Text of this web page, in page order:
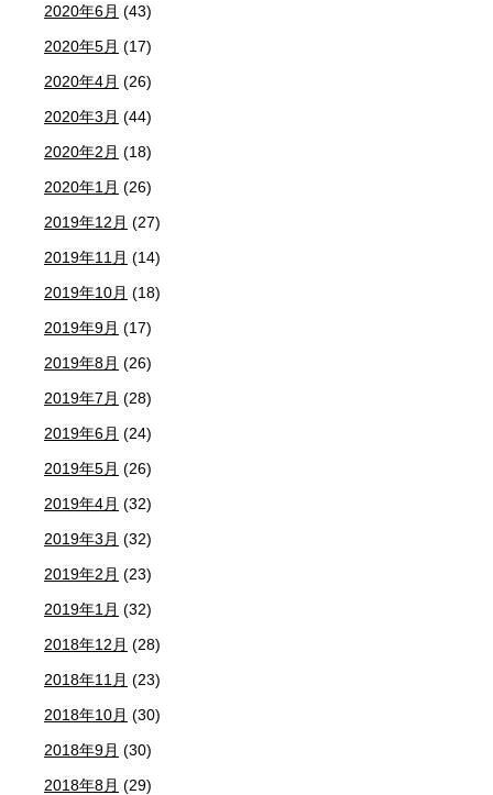
2020年6月 (43)
2020年5月 (17)
2020年4月 (26)
2020年3月 (44)
2020年2月 (18)
2020年1月 (26)
2019年12月 (27)
2019年11月 (14)
2019年10月 (18)
2019年9月 (17)
2019年8月 (26)
2019年7月 (28)
2019年6月 (24)
2019年5月 (26)
2019年4月 (32)
2019年3月 (32)
2019年2月 (23)
2019年1月 (32)
2018年12月 (28)
2018年11月 (23)
2018年10月 (30)
2018年9月 (30)
2018年8月 (29)